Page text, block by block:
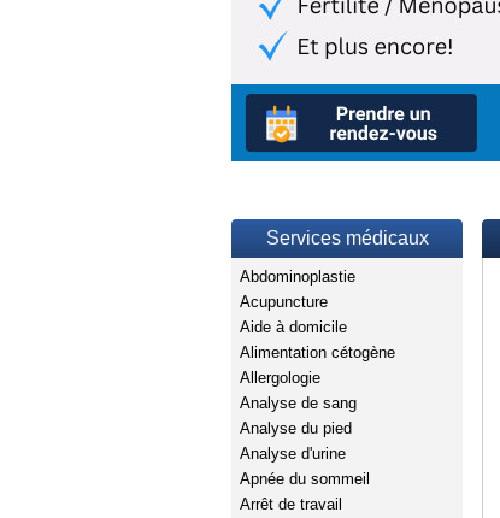
Services médicaux
Abdominoplastie
Acupuncture
Aide à domicile
Alimentation cétogène
Allergologie
Analyse de sang
Analyse du pied
Analyse d'urine
Apnée du sommeil
Arrêt de travail